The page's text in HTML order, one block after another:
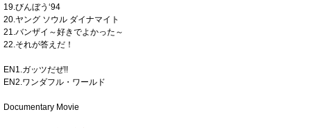
19.びんぼう‘94
20.ヤング ソウル ダイナマイト
21.バンザイ～好きでよかった～
22.それが答えだ！
EN1.ガッツだぜ!!
EN2.ワンダフル・ワールド
Documentary Movie